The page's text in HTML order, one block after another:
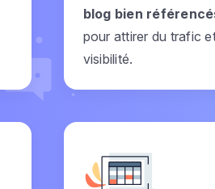
blog bien
pour attirer du trafic
visibilité.